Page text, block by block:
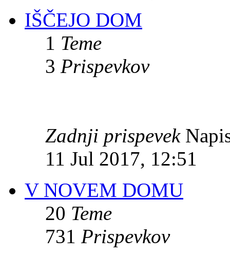
IŠČEJO DOM
1 Teme
3 Prispevkov
Zadnji prispevek
11 Jul 2017, 12:51
V NOVEM DOMU
20 Teme
731 Prispevkov